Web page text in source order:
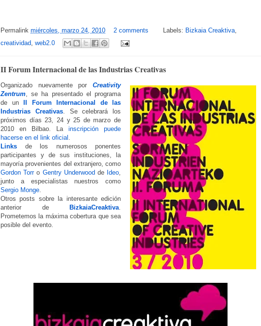
Permalink miércoles, marzo 24, 2010 2 comments Labels: Bizkaia Creaktiva
creatividad web2.0
II Forum Internacional de las Industrias Creativas
Organizado nuevamente por Creativity
Zentrum, se ha presentado el programa
de un
II Forum Internacional de las
Industrias Creativas. Se celebrará los
próximos días 23, 24 y 25 de marzo de
2010 en Bilbao. La inscripción puede
hacerse en el link oficial .
Links
de los numerosos ponentes
participantes y de sus instituciones, la
mayoría provenientes del extranjero, como
Gordon Torro Gentry Underwood de Ideo,
junto a especialistas nuestros como
Sergio Monge.
Otros posts sobre la interesante edición
anterior de
BizkaiaCreaktiva.
Prometemos la máxima cobertura que sea
posible del evento.